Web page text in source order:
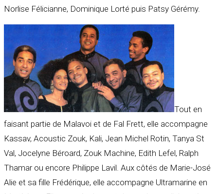
Norlise Félicianne, Dominique Lorté puis Patsy Gérémy.
Tout en
faisant partie de Malavoi et de Fal Frett, elle accompagne
Kassav, Acoustic Zouk, Kali, Jean Michel Rotin, Tanya St
Val, Jocelyne Béroard, Zouk Machine, Edith Lefel, Ralph
Thamar ou encore Philippe Lavil. Aux côtés de Marie-José
Alie et sa fille Frédérique, elle accompagne Ultramarine en